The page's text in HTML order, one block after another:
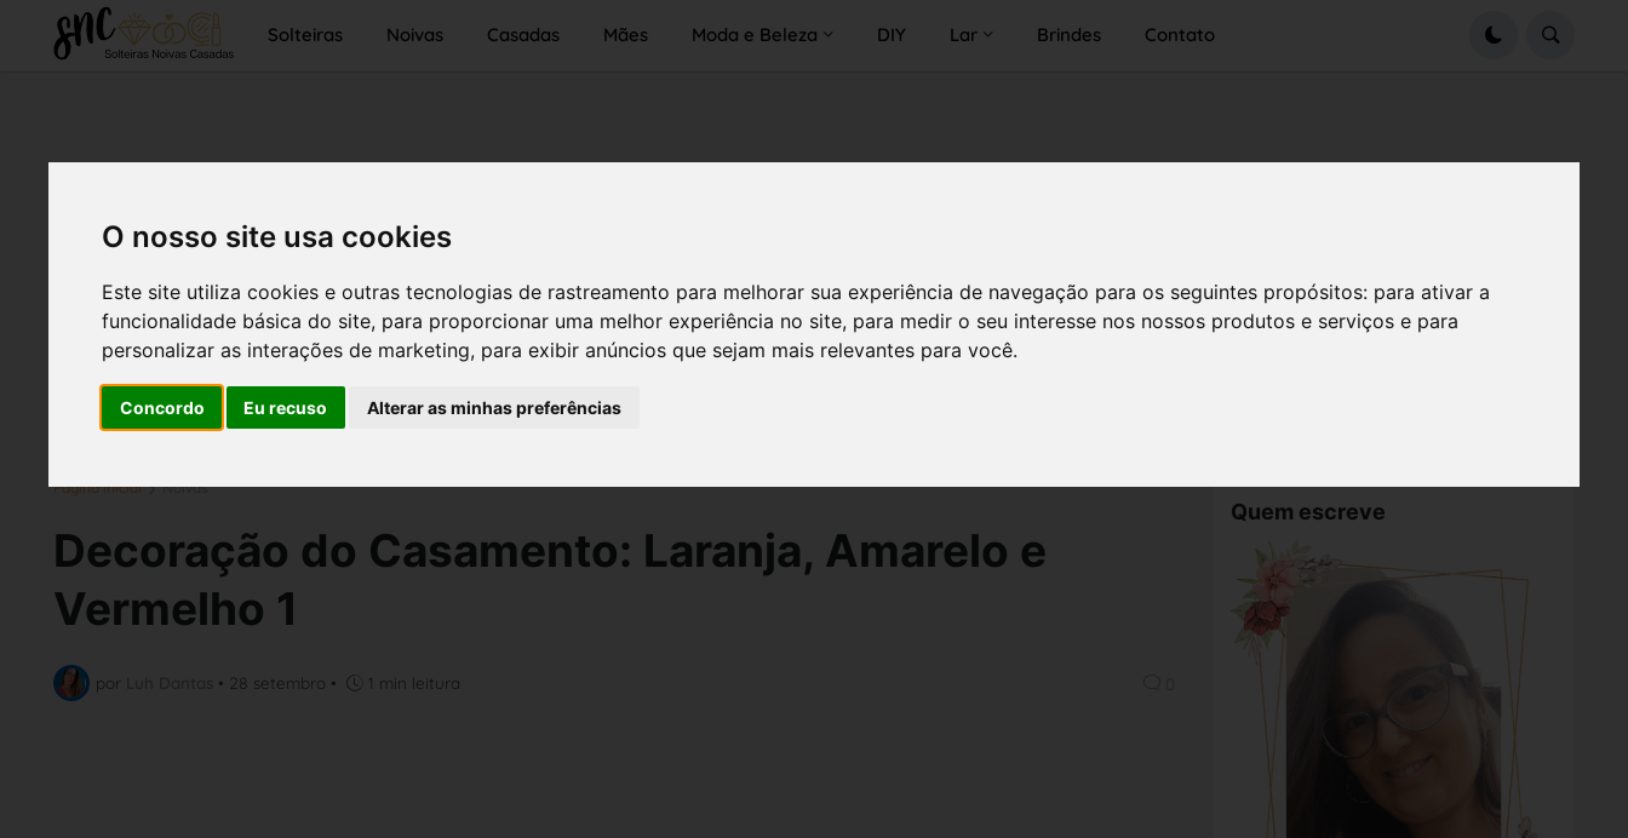
O nosso site usa cookies
Este site utiliza cookies e outras tecnologias de rastreamento para melhorar sua experiência de navegação para os seguintes propósitos: para ativar a
funcionalidade básica do site, para proporcionar uma melhor experiência no site, para medir o seu interesse nos nossos produtos e serviços e para
personalizar as interações de marketing, para exibir anúncios que sejam mais relevantes para você.
Concordo Eu recuso Alterar as minhas preferências
Solteiras Noivas Casadas Mães Moda e Beleza DIY Lar Brindes Contato
Página inicial Noivas
Decoração do Casamento: Laranja, Amarelo e
Vermelho 1
por • 28 setembro • 1 min leitura
Quem escreve